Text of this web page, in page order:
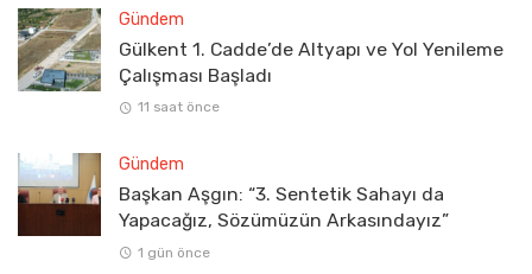
Gündem
Gülkent 1. Cadde’de Altyapı ve Yol Yenileme
Çalışması Başladı
11 saat önce
Gündem
Başkan Aşgın: “3. Sentetik Sahayı da
Yapacağız, Sözümüzün Arkasındayız”
1 gün önce